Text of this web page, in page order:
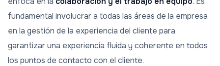
fundamental involucrar a todas las áreas de la empresa
en la gestión de la experiencia del cliente para
garantizar una experiencia fluida y coherente en todos
los puntos de contacto con el cliente.